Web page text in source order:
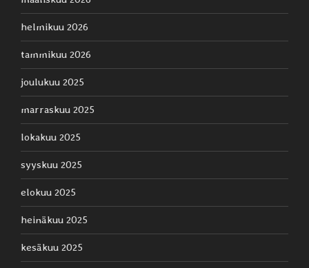
helmikuu 2026
tammikuu 2026
joulukuu 2025
marraskuu 2025
lokakuu 2025
syyskuu 2025
elokuu 2025
heinäkuu 2025
kesäkuu 2025